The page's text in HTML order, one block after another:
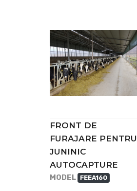
FRONT DE
FURAJARE PENTRU
JUNINIC
AUTOCAPTURE
MODEL FEEA160